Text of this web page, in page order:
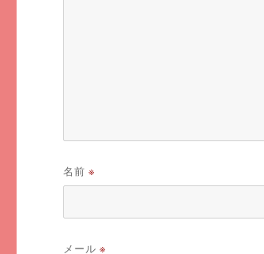
名前※
メール※